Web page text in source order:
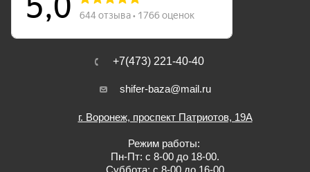
+7(473) 221-40-40
shifer-baza@mail.ru
г. Воронеж, проспект Патриотов, 19А
Режим работы:
Пн-Пт: с 8-00 до 18-00.
Суббота: с 8-00 до 16-00